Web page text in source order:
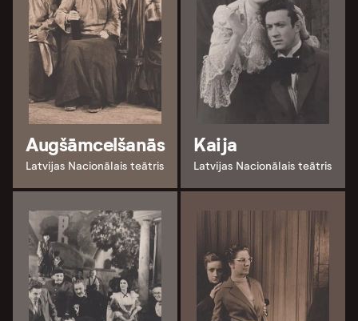
Augšāmcelšanās
Latvijas Nacionālais teātris
Kaija
Latvijas Nacionālais teātris